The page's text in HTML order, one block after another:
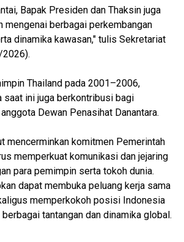
Bapak Presiden dan Thaksin juga
mengenai berbagai perkembangan
dinamika kawasan," tulis Sekretariat
2026).
Thailand pada 2001–2006,
saat ini juga berkontribusi bagi
Dewan Penasihat Danantara.
mencerminkan komitmen Pemerintah
memperkuat komunikasi dan jejaring
para pemimpin serta tokoh dunia.
dapat membuka peluang kerja sama
memperkokoh posisi Indonesia
tantangan dan dinamika global.